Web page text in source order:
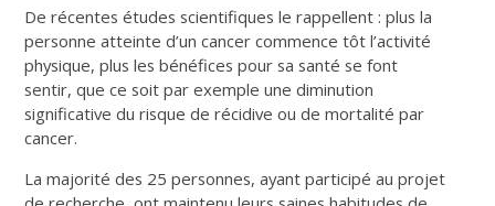
De récentes études scientifiques le rappellent : plus la
personne atteinte d’un cancer commence tôt l’activité
physique, plus les bénéfices pour sa santé se font
sentir, que ce soit par exemple une diminution
significative du risque de récidive ou de mortalité par
cancer.
La majorité des 25 personnes, ayant participé au projet